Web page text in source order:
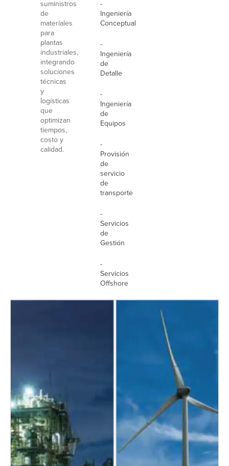
suministros
de
materiales
para
plantas
industriales,
integrando
soluciones
técnicas
y
logísticas
que
optimizan
tiempos,
costo y
calidad.
-
Ingeniería
Conceptual
-
Ingeniería
de
Detalle
-
Ingeniería
de
Equipos
-
Provisión
de
servicio
de
transporte
-
Servicios
de
Gestión
-
Servicios
Offshore